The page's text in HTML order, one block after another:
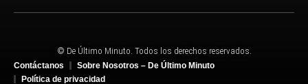
© De Último Minuto. Todos los derechos reservados.
Contáctanos
Sobre Nosotros – De Último Minuto
Política de privacidad